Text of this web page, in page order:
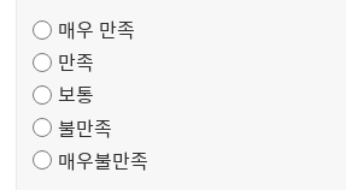
도
조
사
매우 만족
만족
보통
불만족
매우불만족